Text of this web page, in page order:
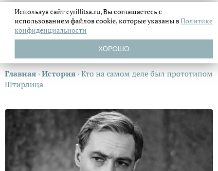
Главная ›История ›Кто на самом деле был прототипом
Штирлица
Используя сайт cyrillitsa.ru, Вы соглашаетесь с
использованием файловcookie, которые указаны вПолитике
конфиденциальности
ХОРОШО